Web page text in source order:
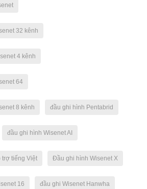
32 kênh
4 kênh
64
8 kênh đầu ghi hình Pentabrid
đầu ghi hình Wisenet AI
trợ tiếng Việt Đầu ghi hình Wisenet X
16 đầu ghi Wisenet Hanwha